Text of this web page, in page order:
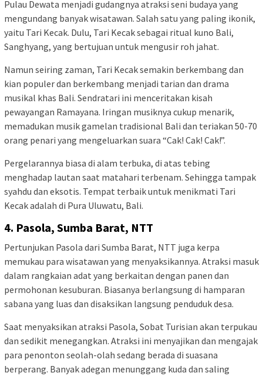
Pulau Dewata menjadi gudangnya atraksi seni budaya yang
mengundang banyak wisatawan. Salah satu yang paling ikonik,
yaitu Tari Kecak. Dulu, Tari Kecak sebagai ritual kuno Bali,
Sanghyang, yang bertujuan untuk mengusir roh jahat.
Namun seiring zaman, Tari Kecak semakin berkembang dan
kian populer dan berkembang menjadi tarian dan drama
musikal khas Bali. Sendratari ini menceritakan kisah
pewayangan Ramayana. Iringan musiknya cukup menarik,
memadukan musik gamelan tradisional Bali dan teriakan 50-70
orang penari yang mengeluarkan suara “Cak! Cak! Cak!”.
Pergelarannya biasa di alam terbuka, di atas tebing
menghadap lautan saat matahari terbenam. Sehingga tampak
syahdu dan eksotis. Tempat terbaik untuk menikmati Tari
Kecak adalah di Pura Uluwatu, Bali.
4. Pasola, Sumba Barat, NTT
Pertunjukan Pasola dari Sumba Barat, NTT juga kerpa
memukau para wisatawan yang menyaksikannya. Atraksi masuk
dalam rangkaian adat yang berkaitan dengan panen dan
permohonan kesuburan. Biasanya berlangsung di hamparan
sabana yang luas dan disaksikan langsung penduduk desa.
Saat menyaksikan atraksi Pasola, Sobat Turisian akan terpukau
dan sedikit menegangkan. Atraksi ini menyajikan dan mengajak
para penonton seolah-olah sedang berada di suasana
berperang. Banyak adegan menunggang kuda dan saling